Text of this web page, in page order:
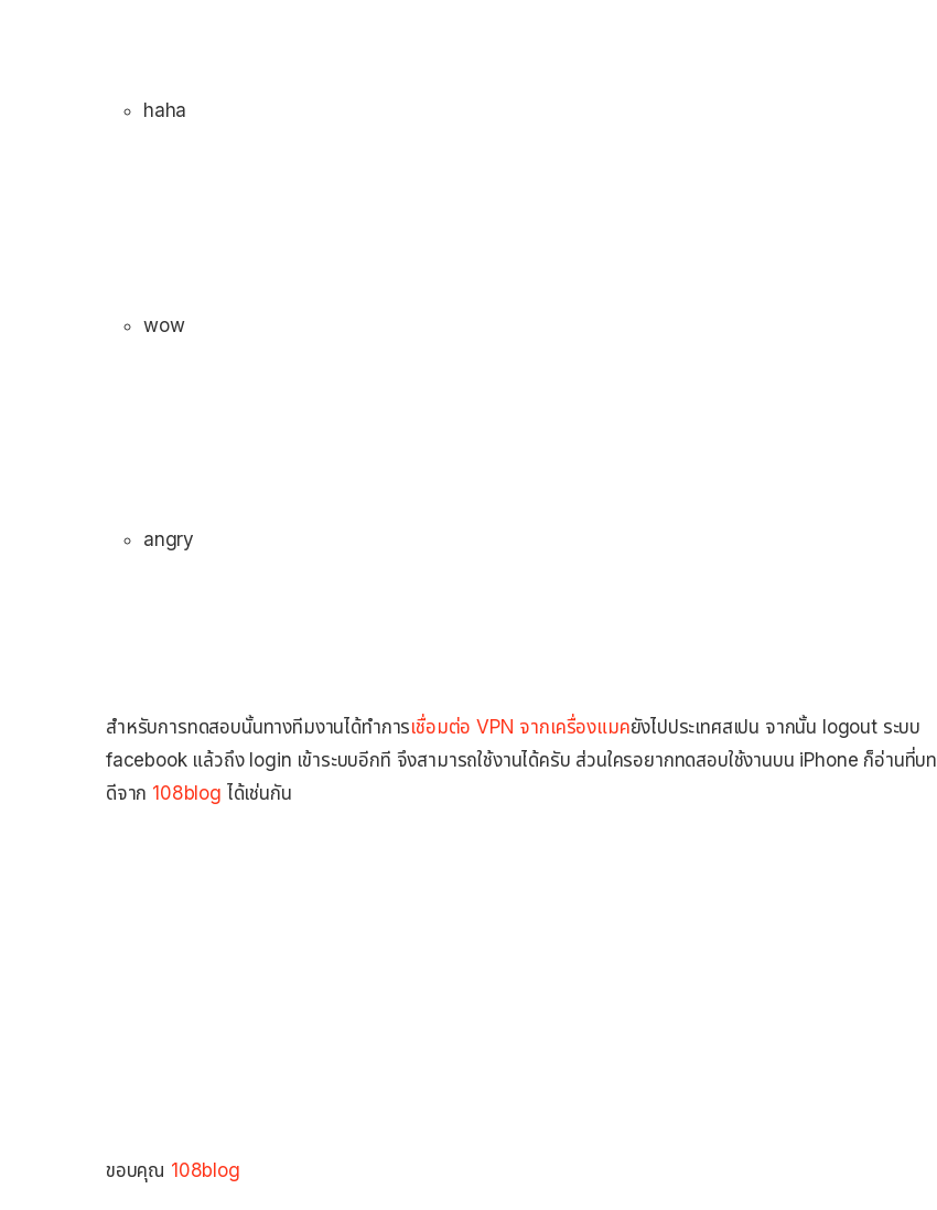
haha
wow
angry
สำหรับการทดสอบนั้นทางทีมงานได้ทำการเชื่อมต่อ VPN จากเครื่องแมคยังไปประเทศสเปน จากนั้น logout ระบบ
facebook แล้วถึง login เข้าระบบอีกที จึงสามารถใช้งานได้ครับ ส่วนใครอยากทดสอบใช้งานบน iPhone ก็อ่านที่บท
ดีจาก 108blog ได้เช่นกัน
ขอบคุณ 108blog